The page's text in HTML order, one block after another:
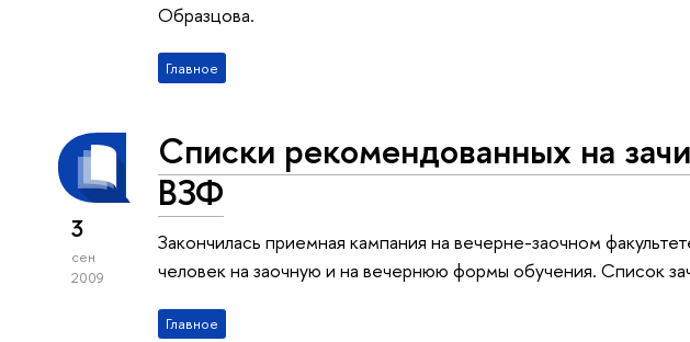
Образцова.
Главное
3
сен
2009
Списки рекомендованных на
ВЗФ
Закончилась приемная кампания на вечерне-заочном
человек на заочную и на вечернюю формы обучения. Список
Главное